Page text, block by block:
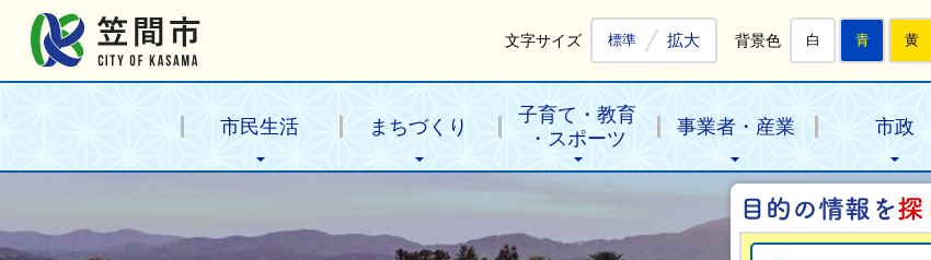
文字サイズ 標準 拡大 背景色 白 青 黄
市民生活 まちづくり
子育て・教育
・スポーツ
事業者・産業 市政